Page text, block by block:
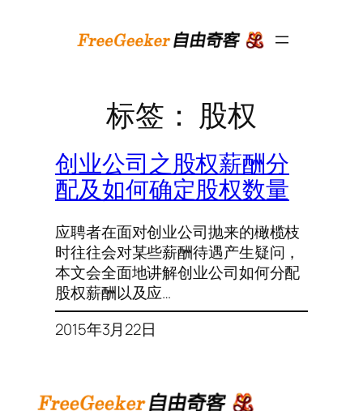
标签： 股权
创业公司之股权薪酬分
配及如何确定股权数量
应聘者在面对创业公司抛来的橄榄枝
时往往会对某些薪酬待遇产生疑问，
本文会全面地讲解创业公司如何分配
股权薪酬以及应…
2015年3月22日